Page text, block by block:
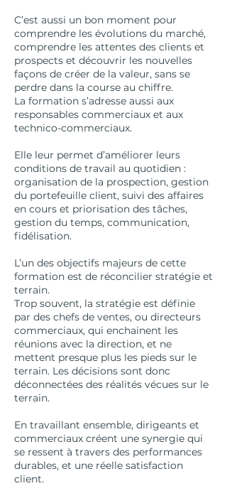
C’est aussi un bon moment pour
comprendre les évolutions du marché,
comprendre les attentes des clients et
prospects et découvrir les nouvelles
façons de créer de la valeur, sans se
perdre dans la course au chiffre.
La formation s’adresse aussi aux
responsables commerciaux et aux
technico-commerciaux.
Elle leur permet d’améliorer leurs
conditions de travail au quotidien :
organisation de la prospection, gestion
du portefeuille client, suivi des affaires
en cours et priorisation des tâches,
gestion du temps, communication,
fidélisation.
L’un des objectifs majeurs de cette
formation est de réconcilier stratégie et
terrain.
Trop souvent, la stratégie est définie
par des chefs de ventes, ou directeurs
commerciaux, qui enchainent les
réunions avec la direction, et ne
mettent presque plus les pieds sur le
terrain. Les décisions sont donc
déconnectées des réalités vécues sur le
terrain.
En travaillant ensemble, dirigeants et
commerciaux créent une synergie qui
se ressent à travers des performances
durables, et une réelle satisfaction
client.